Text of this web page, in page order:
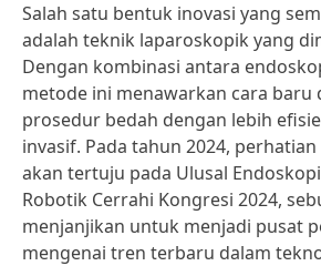
Salah satu bentuk inovasi yang
adalah teknik laparoskopik yang
Dengan kombinasi antara
metode ini menawarkan cara baru
prosedur bedah dengan lebih
invasif. Pada tahun 2024,
akan tertuju pada Ulusal
Robotik Cerrahi Kongresi 2024,
menjanjikan untuk menjadi pusat
mengenai tren terbaru dalam